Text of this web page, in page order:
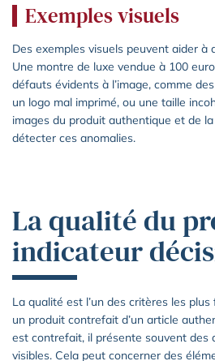
Exemples visuels
Des exemples visuels peuvent aider à
Une montre de luxe vendue à 100
défauts évidents à l’image, comme
un logo mal imprimé, ou une taille
images du produit authentique et de
détecter ces anomalies.
La qualité du
indicateur
La qualité est l’un des critères les
un produit contrefait d’un article
est contrefait, il présente souvent des
visibles. Cela peut concerner des